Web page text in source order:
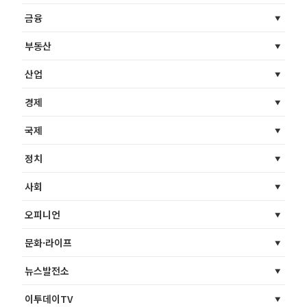
금융
부동산
산업
경제
국제
정치
사회
오피니언
문화·라이프
뉴스발전소
이투데이TV